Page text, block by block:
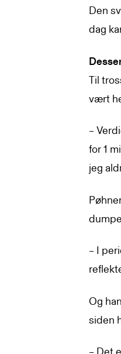
Den
dag
Til
vært
–
for 1
jeg
– I
Og
siden